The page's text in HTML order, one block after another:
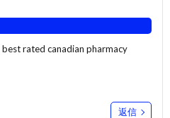
best rated canadian pharmacy
返信